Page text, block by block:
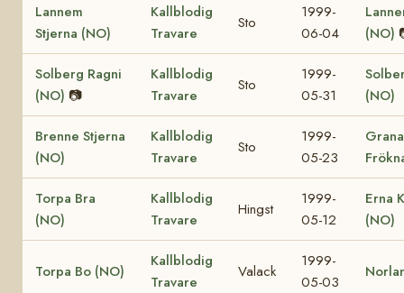
Lannem
Stjerna (NO)
Kallblodig
Travare
Sto
1999-
06-04
(NO)
Solberg Ragni
(NO) 📷
Kallblodig
Travare
Sto
1999-
05-31
(NO)
Brenne Stjerna
(NO)
Kallblodig
Travare
Sto
1999-
05-23
Torpa Bra
(NO)
Kallblodig
Travare
Hingst
1999-
05-12
Erna
(NO)
Torpa Bo (NO)
Kallblodig
Travare
Valack
1999-
05-03